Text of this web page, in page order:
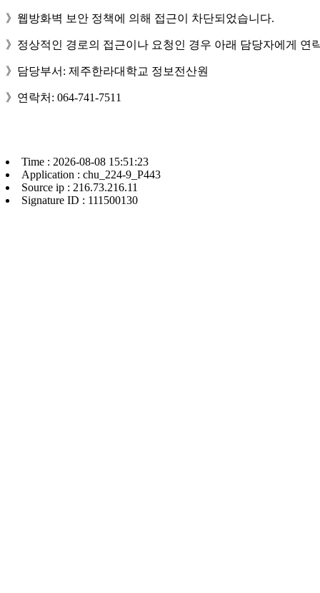
》웹방화벽 보안 정책에 의해 접근이 차단되었습니다.
》정상적인 경로의 접근이나 요청인 경우 아래 담당자에게 연
》담당부서: 제주한라대학교 정보전산원
》연락처: 064-741-7511
Time : 2026-08-08 15:51:23
Application : chu_224-9_P443
Source ip : 216.73.216.11
Signature ID : 111500130